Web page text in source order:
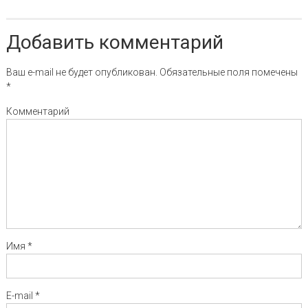
Добавить комментарий
Ваш e-mail не будет опубликован. Обязательные поля помечены
*
Комментарий
Имя *
E-mail *